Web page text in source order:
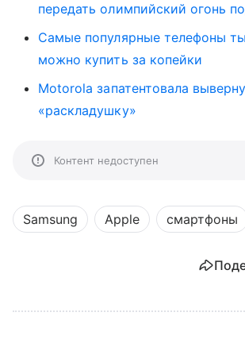
передать олимпийский огонь
Самые популярные телефоны
можно купить за копейки
Motorola запатентовала
«раскладушку»
Контент недоступен
Samsung Apple смартфоны